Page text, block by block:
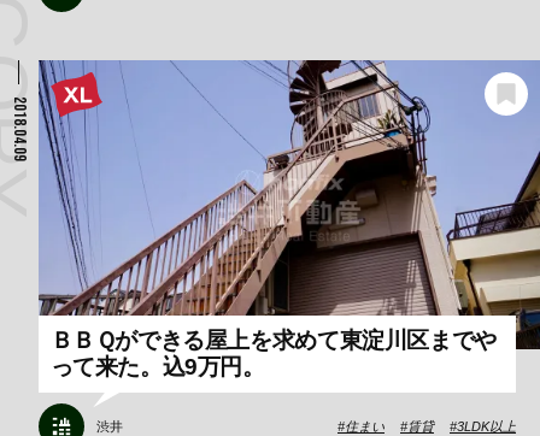
2018.04.09
ＢＢＱができる屋上を求めて東淀川区までや
って来た。込9万円。
渋井 住まい 賃貸 3LDK以上